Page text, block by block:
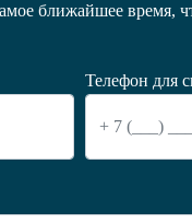
ближайшее время,
Телефон для